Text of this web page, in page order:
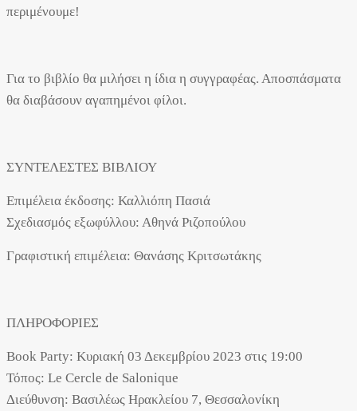
περιμένουμε!
Για το βιβλίο θα μιλήσει η ίδια η συγγραφέας. Αποσπάσματα
θα διαβάσουν αγαπημένοι φίλοι.
ΣΥΝΤΕΛΕΣΤΕΣ ΒΙΒΛΙΟΥ
Επιμέλεια έκδοσης: Καλλιόπη Πασιά
Σχεδιασμός εξωφύλλου: Αθηνά Ριζοπούλου
Γραφιστική επιμέλεια: Θανάσης Κριτσωτάκης
ΠΛΗΡΟΦΟΡΙΕΣ
Book Party: Κυριακή 03 Δεκεμβρίου 2023 στις 19:00
Τόπος: Le Cercle de Salonique
Διεύθυνση: Βασιλέως Ηρακλείου 7, Θεσσαλονίκη